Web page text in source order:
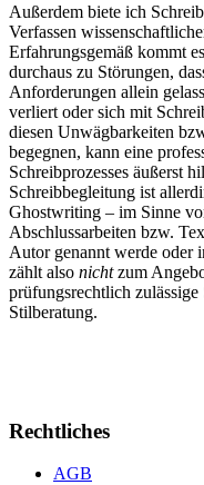
Außerdem biete ich
Verfassen
Erfahrungsgemäß kommt
durchaus zu Störungen,
Anforderungen allein
verliert oder sich mit
diesen Unwägbarkeiten
begegnen, kann eine
Schreibprozesses äußerst
Schreibbegleitung ist
Ghostwriting – im Sinne
Abschlussarbeiten bzw.
Autor genannt werde oder
zählt also nichtzum
prüfungsrechtlich
Stilberatung.
Rechtliches
AGB